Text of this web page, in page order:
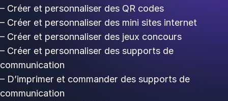
– Créer et personnaliser des QR codes
– Créer et personnaliser des mini sites internet
– Créer et personnaliser des jeux concours
– Créer et personnaliser des supports de
communication
– D’imprimer et commander des supports de
communication